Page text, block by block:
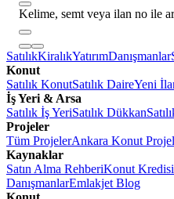
Kelime, semt veya ilan no ile
SatılıkKiralıkYatırımDanışmanlar
Konut
Satılık KonutSatılık DaireYeni
İş Yeri & Arsa
Satılık İş YeriSatılık Dükkan
Projeler
Tüm ProjelerAnkara Konut
Kaynaklar
Satın Alma RehberiKonut
DanışmanlarEmlakjet Blog